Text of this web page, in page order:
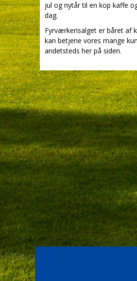
jul og nytår til en kop kaffe
dag.
Fyrværkerisalget er båret af
kan betjene vores mange
andetsteds her på siden.